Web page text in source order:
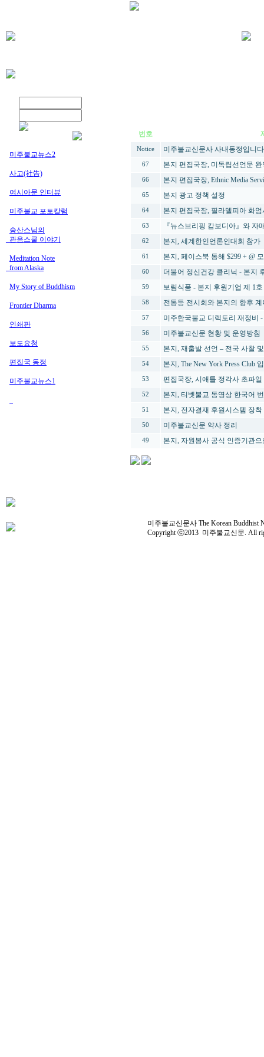
미주불교뉴스2
사고(社告)
여시아문 인터뷰
미주불교 포토칼럼
숭산스님의
_관음스쿨 이야기
Meditation Note
from Alaska
My Story of Buddhism
Frontier Dharma
인쇄판
보도요청
편집국 동정
미주불교뉴스1
번호
Notice 미주불교신문사 사내동정입니
67 본지 편집국장, 미독립선언문 완
66 본지 편집국장, Ethnic Media
65 본지 광고 정책 설정
64 본지 편집국장, 필라델피아 화
63 『뉴스브리핑 캄보디아』와 자
62 본지, 세계한인언론인대회 참가
61 본지, 페이스북 통해 $299 + @
60 더불어 정신건강 클리닉 - 본지
59 보림식품 - 본지 후원기업 제 1호
58 전통등 전시회와 본지의 향후 계
57 미주한국불교 디렉토리 재정비
56 미주불교신문 현황 및 운영방침
55 본지, 재출발 선언 – 전국 사찰
54 본지, The New York Press Club
53 편집국장, 시애틀 정각사 초파일
52 본지, 티벳불교 동영상 한국어
51 본지, 전자결재 후원시스템 장착
50 미주불교신문 약사 정리
49 본지, 자원봉사 공식 인증기관
미주불교신문사 The Korean Buddhist
Copyright ⓒ2013 미주불교신문. All